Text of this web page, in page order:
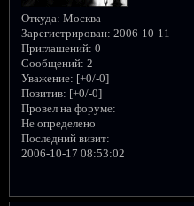
Откуда: Москва
Зарегистрирован: 2006-10-11
Приглашений: 0
Сообщений: 2
Уважение: [+0/-0]
Позитив: [+0/-0]
Провел на форуме:
Не определено
Последний визит:
2006-10-17 08:53:02